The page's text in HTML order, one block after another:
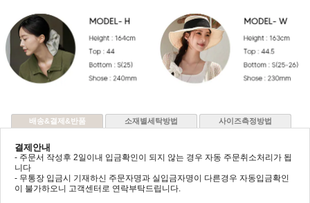
배송&결제&반품 소재별세탁방법 사이즈측정방법
결제안내
- 주문서 작성후 2일이내 입금확인이 되지 않는 경우 자동 주문취소처리가 됩
니다
- 무통장 입금시 기재하신 주문자명과 실입금자명이 다른경우 자동입금확인
이 불가하오니 고객센터로 연락부탁드립니다.